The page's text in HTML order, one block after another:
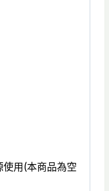
使用(本商品為空